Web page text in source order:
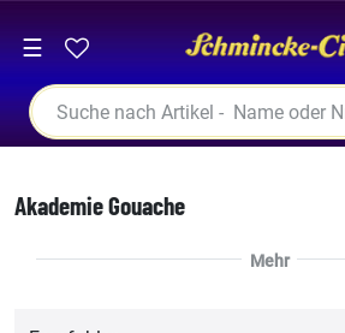
☰
Akademie Gouache